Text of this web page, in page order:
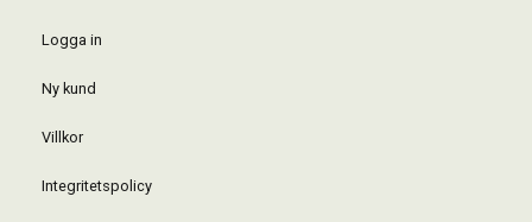
Logga in
Ny kund
Villkor
Integritetspolicy